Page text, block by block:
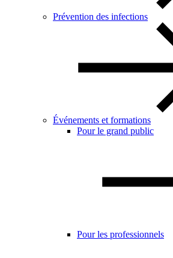
Prévention des infections
Événements et formations
Pour le grand public
Pour les professionnels